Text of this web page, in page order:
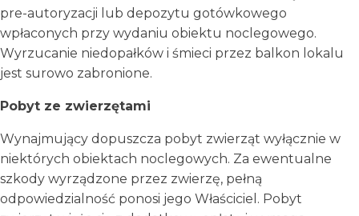
pre-autoryzacji lub depozytu gotówkowego
wpłaconych przy wydaniu obiektu noclegowego.
Wyrzucanie niedopałków i śmieci przez balkon lokalu
jest surowo zabronione.
Pobyt ze zwierzętami
Wynajmujący dopuszcza pobyt zwierząt wyłącznie w
niektórych obiektach noclegowych. Za ewentualne
szkody wyrządzone przez zwierzę, pełną
odpowiedzialność ponosi jego Właściciel. Pobyt